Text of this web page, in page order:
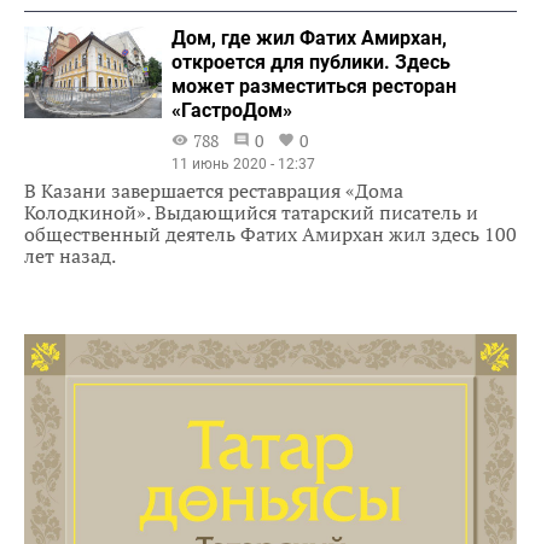
Дом, где жил Фатих Амирхан,
откроется для публики. Здесь
может разместиться ресторан
«ГастроДом»
788
0 0
11 июнь 2020 - 12:37
В Казани завершается реставрация «Дома
Колодкиной». Выдающийся татарский писатель и
общественный деятель Фатих Амирхан жил здесь 100
лет назад.